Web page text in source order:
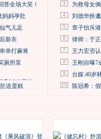
答全场大笑！
妈妈孕肚
气儿足
新衣
串打麻将
厕所泵
删掉这照片
送蛋糕
3 为救母女
4 刘德华扮
5 章子怡斥
6 律师：于
7 王力宏否
8 王刚自曝7
9 台媒:40岁
10 陈冠希：